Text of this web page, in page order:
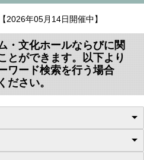
2026年05月14日開催中】
・文化ホールならびに関
とができます。以下より
ワード検索を行う場合
ださい。